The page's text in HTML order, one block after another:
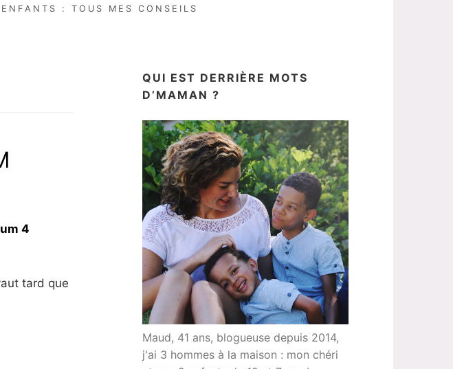
: TOUS MES CONSEILS
4
tard que
QUI EST DERRIÈRE MOTS
D’MAMAN ?
Maud, 41 ans, blogueuse depuis 2014,
j'ai 3 hommes à la maison : mon chéri